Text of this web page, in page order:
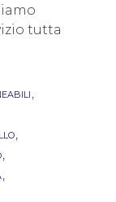
tutta
,
,
,
,